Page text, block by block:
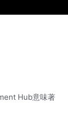
Hub意味著